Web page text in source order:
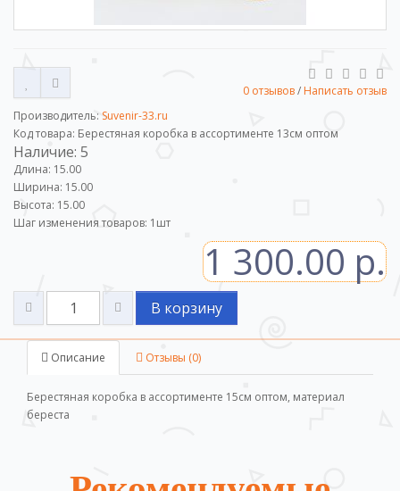
0 отзывов/ Написать отзыв
Производитель: Suvenir-33.ru
Код товара: Берестяная коробка в ассортименте 13см оптом
Наличие: 5
Длина: 15.00
Ширина: 15.00
Высота: 15.00
Шаг изменения товаров: 1 шт
1 300.00 р.
В корзину
Описание Отзывы (0)
Берестяная коробка в ассортименте 15см оптом, материал
береста